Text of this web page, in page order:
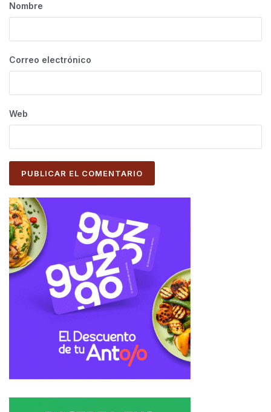
Nombre
Correo electrónico
Web